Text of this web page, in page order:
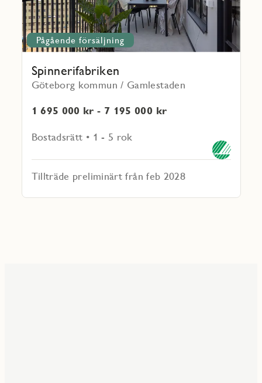
Pågående försäljning
Spinnerifabriken
Göteborg kommun / Gamlestaden
1 695 000 kr - 7 195 000 kr
Bostadsrätt • 1 - 5 rok
Tillträde preliminärt från feb 2028